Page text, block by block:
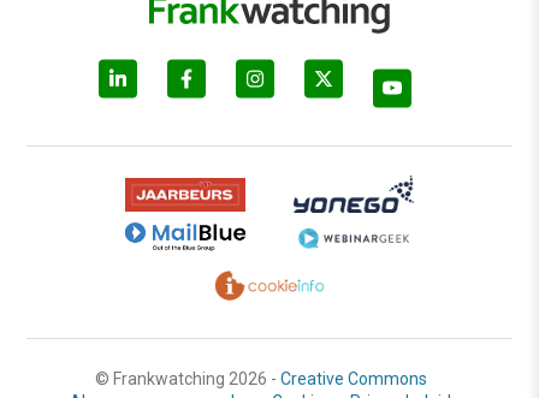
© Frankwatching 2026 - Creative Commons